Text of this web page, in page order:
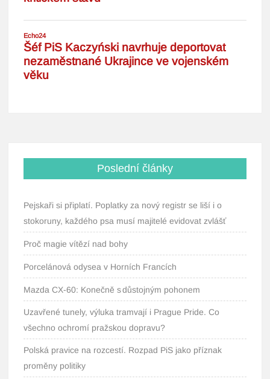
Poslední články
Pejskaři si připlatí. Poplatky za nový registr se liší i o
stokoruny, každého psa musí majitelé evidovat zvlášť
Proč magie vítězí nad bohy
Porcelánová odysea v Horních Francích
Mazda CX-60: Konečně s důstojným pohonem
Uzavřené tunely, výluka tramvají i Prague Pride. Co
všechno ochromí pražskou dopravu?
Polská pravice na rozcestí. Rozpad PiS jako příznak
proměny politiky